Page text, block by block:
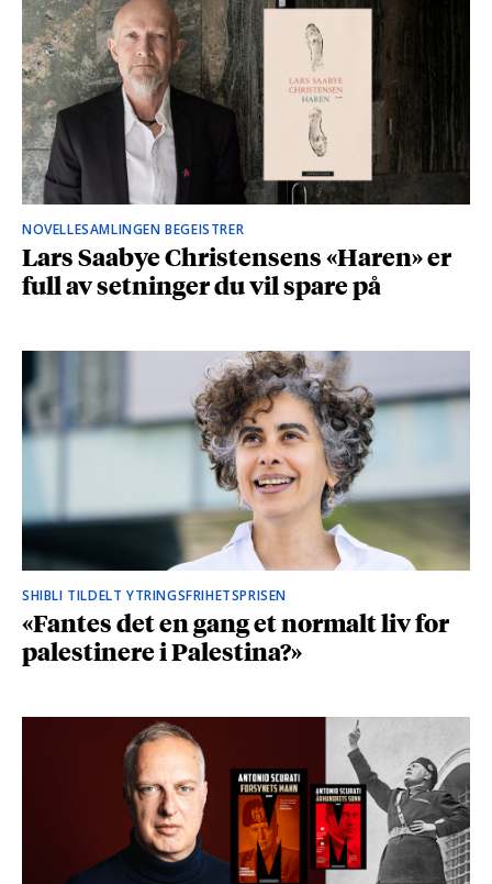
NOVELLESAMLINGEN BEGEISTRER
Lars Saabye Christensens «Haren» er
full av setninger du vil spare på
SHIBLI TILDELT YTRINGSFRIHETSPRISEN
«Fantes det en gang et normalt liv for
palestinere i Palestina?»